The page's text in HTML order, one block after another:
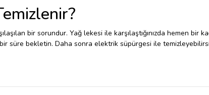
bir sorundur. Yağ lekesi ile karşılaştığınızda hemen bir
süre bekletin. Daha sonra elektrik süpürgesi ile